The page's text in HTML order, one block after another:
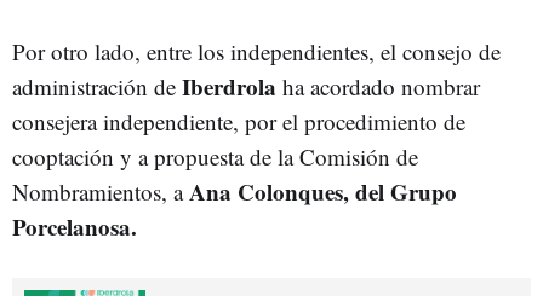
Por otro lado, entre los independientes, el consejo de
administración de Iberdrola ha acordado nombrar
consejera independiente, por el procedimiento de
cooptación y a propuesta de la Comisión de
Nombramientos, a Ana Colonques, del Grupo
Porcelanosa.